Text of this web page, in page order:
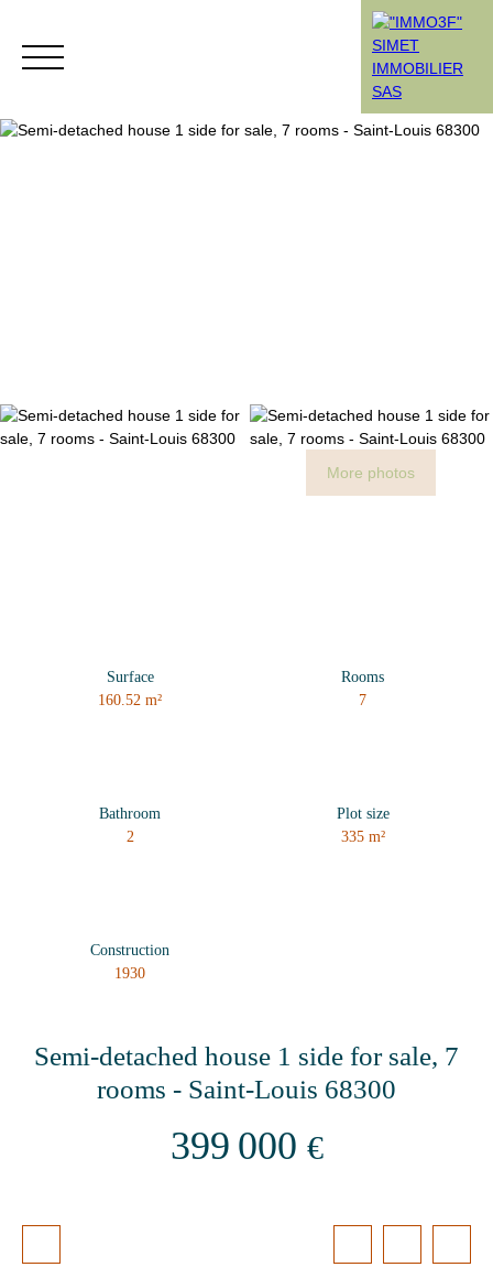
More photos
Surface
160.52m²
Rooms
7
Bathroom
2
Plot size
335 m²
Construction
1930
Semi-detached house 1 side for sale, 7
rooms - Saint-Louis 68300
399 000 €